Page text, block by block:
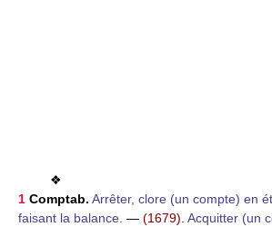
❖
1 Comptab. Arrêter, clore (un compte) en
faisant la balance. — (1679). Acquitter (un